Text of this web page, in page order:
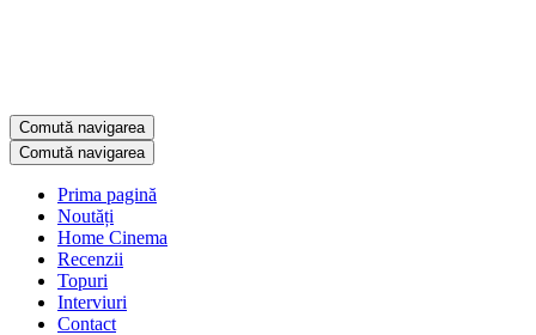
Comută navigarea
Comută navigarea
Prima pagină
Noutăți
Home Cinema
Recenzii
Topuri
Interviuri
Contact